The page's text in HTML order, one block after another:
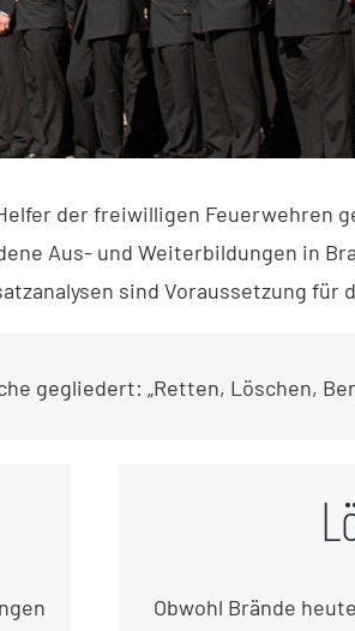
der freiwilligen Feuerwehren
Aus- und Weiterbildungen in
sind Voraussetzung für
gegliedert: „Retten, Löschen,
Obwohl Brände